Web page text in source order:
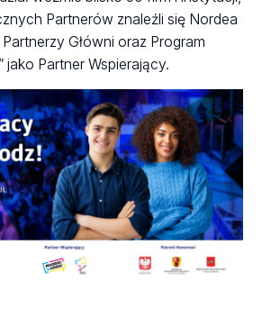
Partnerów znaleźli się Nordea
Główni oraz Program
jako Partner Wspierający.